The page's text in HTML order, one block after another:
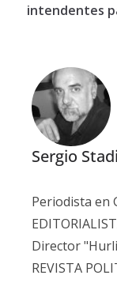
intendentes
Sergio
Periodista en
Director
REVISTA